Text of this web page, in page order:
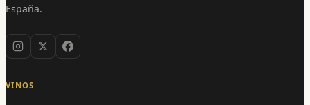
España.
VINOS